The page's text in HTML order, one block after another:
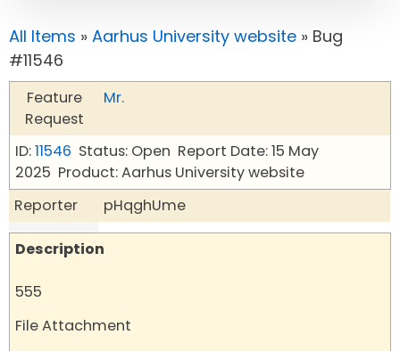
All Items » Aarhus University website » Bug
#11546
Feature
Request
Mr.
ID:11546 Status: Open Report Date: 15 May
2025 Product: Aarhus University website
Reporter
pHqghUme
Description
555
File Attachment